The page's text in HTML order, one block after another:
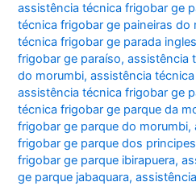
assistência técnica frigobar ge
técnica frigobar ge paineiras do
técnica frigobar ge parada
frigobar ge paraíso,assistência
do morumbi,assistência
assistência técnica frigobar ge
técnica frigobar ge parque da
frigobar ge parque do morumbi,
frigobar ge parque dos principes
frigobar ge parque ibirapuera,
ge parque jabaquara,